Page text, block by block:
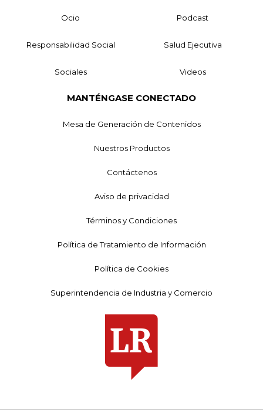
Ocio Podcast
Responsabilidad Social Salud Ejecutiva
Sociales Videos
MANTÉNGASE CONECTADO
Mesa de Generación de Contenidos
Nuestros Productos
Contáctenos
Aviso de privacidad
Términos y Condiciones
Política de Tratamiento de Información
Política de Cookies
Superintendencia de Industria y Comercio